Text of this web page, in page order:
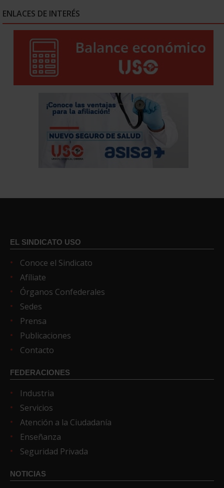
ENLACES DE INTERÉS
EL SINDICATO USO
Conoce el Sindicato
Afíliate
Órganos Confederales
Sedes
Prensa
Publicaciones
Contacto
FEDERACIONES
Industria
Servicios
Atención a la Ciudadanía
Enseñanza
Seguridad Privada
NOTICIAS